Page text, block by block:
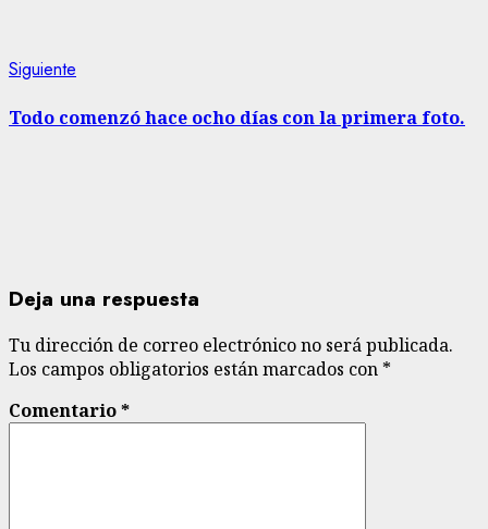
Siguiente
Todo comenzó hace ocho días con la primera foto.
Deja una respuesta
Tu dirección de correo electrónico no será publicada.
Los campos obligatorios están marcados con *
Comentario*